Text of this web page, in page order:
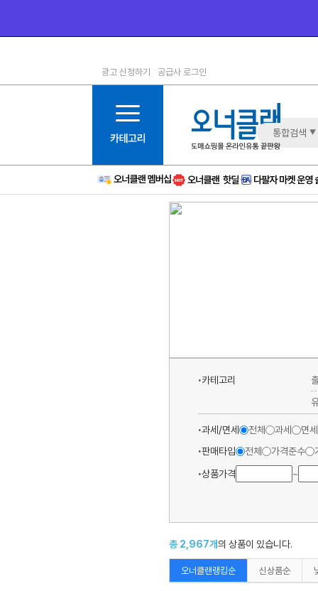
1등급
6등급
11등급
12등급
15등급
16등급
광고 신청하기 공급사 로그인
통합검색
카테고리
과세/면세 전체 과세
면세
판매타입
전체 가격준수
상품가격
~
총 2,967개의 상품이 있습니다.
오너클랜랭킹순 신상품순